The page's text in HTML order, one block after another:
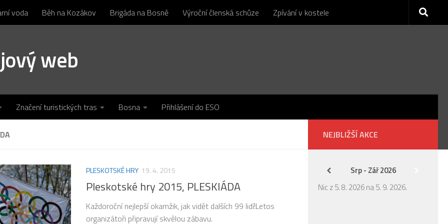
voda Běh na Kozákov Brigáda na Bosně Výroční členská schůze Zpívání v kostele
web
Značení turistických tras Bosna Přihlášení do ESO
PLESKOTSKÉ HRY 19. 4. 2015
Pleskotské hry 2015, PLESKIÁDA
Každoroční nejlepší okamžik, jak vidět dalších 99 lidí!Letos
organizátoři připravují skvělou zábavu.
NEJBLIŽŠÍ AKCE
Srp - Zář 2026
Nic z 5. 8. 2026 na 5. 9. 2026.